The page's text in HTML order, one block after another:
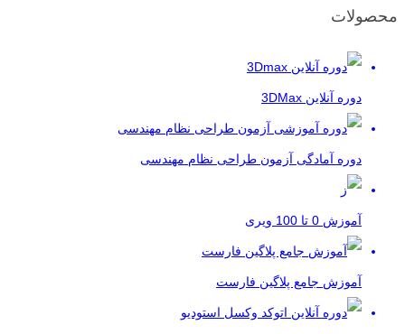
محصولات
دوره آنلاین 3DMax
دوره آمادگی آزمون طراحی نظام مهندسی
آموزش 0 تا 100 ویری
آموزش جامع پلاگین فارست